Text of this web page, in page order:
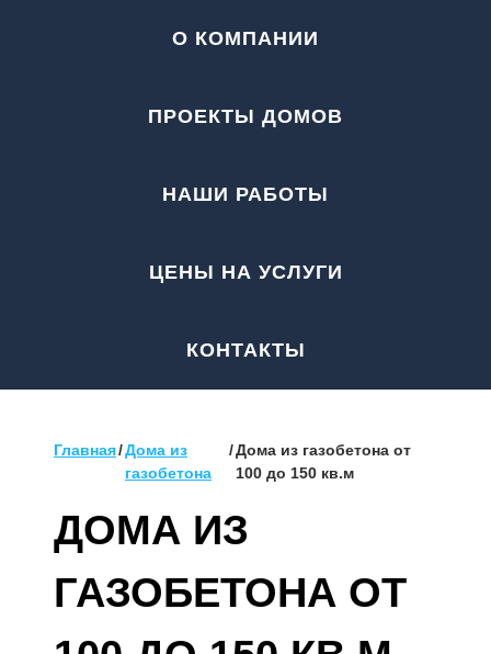
О КОМПАНИИ
ПРОЕКТЫ ДОМОВ
НАШИ РАБОТЫ
ЦЕНЫ НА УСЛУГИ
КОНТАКТЫ
Главная/Дома из
газобетона
/Дома из газобетона от
100 до 150 кв.м
ДОМА ИЗ
ГАЗОБЕТОНА ОТ